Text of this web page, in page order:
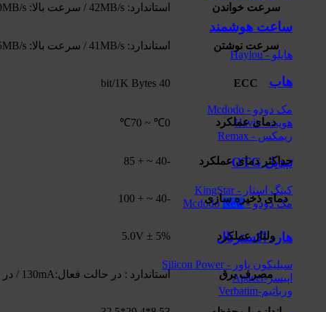
ساعت هوشمند
هایلو - Haylou
هاب
مک دودو - Mcdodo
هویت - Havit
ریمکس - Remax
تبدیل OTG
کینگ استار - KingStar
مک دودو - Mcdodo
هارد اکسترنال
سیلیکون پاور - Silicon Power
اپیسر-Apacer
ورباتیم-Verbatim
سرعت خواندن استاندارد: 42MB/s / سرعت بالا: 290MB/s
سرعت نوشتن استاندارد: 41MB/s / سرعت بالا: 265MB/s
ECC
40 bit/1K Bytes
دمای عملکرد 0℃ ~ 70℃
حداکثر دمای عملکرد -40 ~ + 85
دمای ذخیره سازی -40 ~ + 100
ولتاژ عملکرد 5.0V ± 5%
مصرف برق استاندارد : در حالت فعال:130mA / در حالت غیر فعال:95mA, سرعت بالا : در حالت فعال:275mA / در حالت غیر فعال:55mA